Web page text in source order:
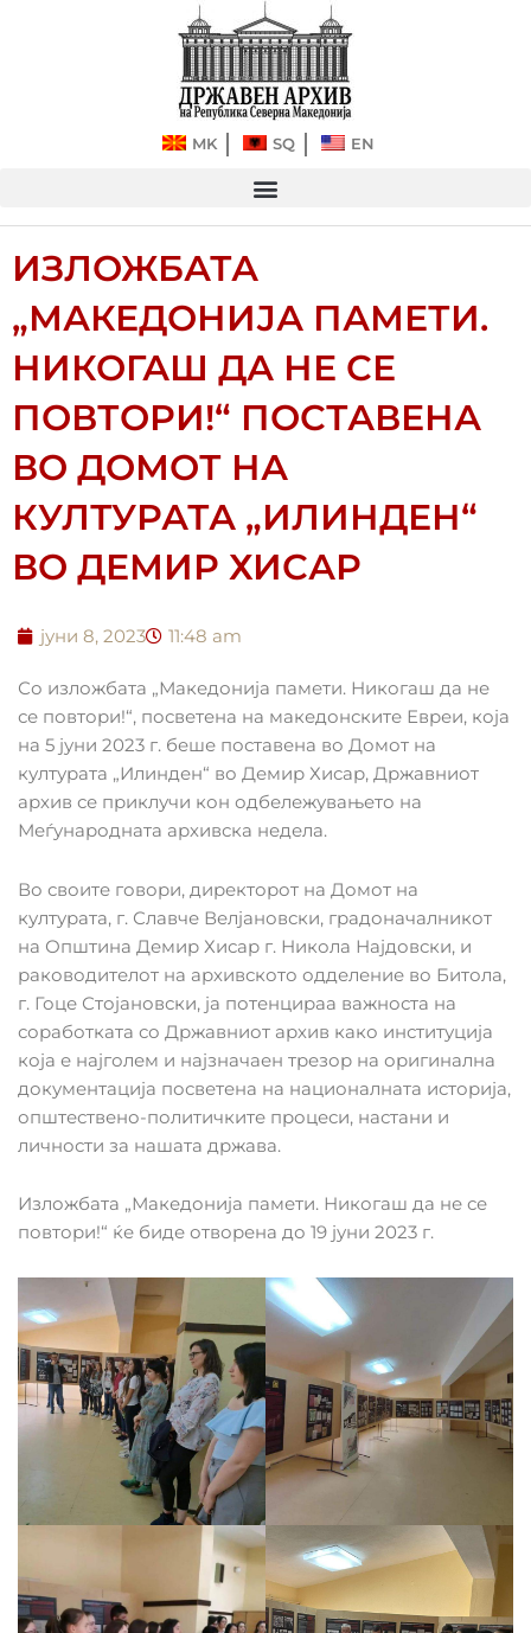
MK SQ EN
ИЗЛОЖБАТА
„МАКЕДОНИЈА ПАМЕТИ.
НИКОГАШ ДА НЕ СЕ
ПОВТОРИ!“ ПОСТАВЕНА
ВО ДОМОТ НА
КУЛТУРАТА „ИЛИНДЕН“
ВО ДЕМИР ХИСАР
јуни 8, 2023 11:48 am
Со изложбата „Македонија памети. Никогаш да не
се повтори!“, посветена на македонските Евреи, која
на 5 јуни 2023 г. беше поставена во Домот на
културата „Илинден“ во Демир Хисар, Државниот
архив се приклучи кон одбележувањето на
Меѓународната архивска недела.
Во своите говори, директорот на Домот на
културата, г. Славче Велјановски, градоначалникот
на Општина Демир Хисар г. Никола Најдовски, и
раководителот на архивското одделение во Битола,
г. Гоце Стојановски, ја потенцираа важноста на
соработката со Државниот архив како институција
која е најголем и најзначаен трезор на оригинална
документација посветена на националната историја,
општествено-политичките процеси, настани и
личности за нашата држава.
Изложбата „Македонија памети. Никогаш да не се
повтори!“ ќе биде отворена до 19 јуни 2023 г.